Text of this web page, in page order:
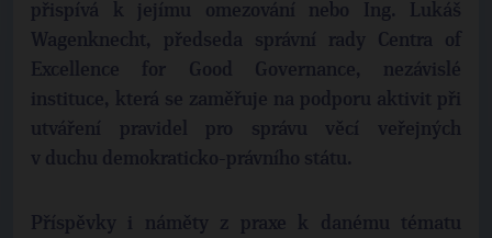
přispívá k jejímu omezování nebo Ing. Lukáš
Wagenknecht, předseda správní rady Centra of
Excellence for Good Governance, nezávislé
instituce, která se zaměřuje na podporu aktivit při
utváření pravidel pro správu věcí veřejných
v duchu demokraticko-právního státu.
Příspěvky i náměty z praxe k danému tématu